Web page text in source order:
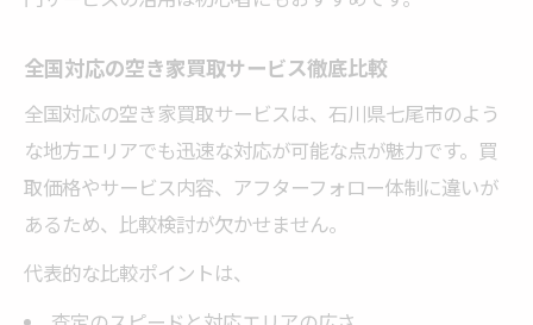
全国対応の空き家買取サービス徹底比較
全国対応の空き家買取サービスは、石川県七尾市のよう
な地方エリアでも迅速な対応が可能な点が魅力です。買
取価格やサービス内容、アフターフォロー体制に違いが
あるため、比較検討が欠かせません。
代表的な比較ポイントは、